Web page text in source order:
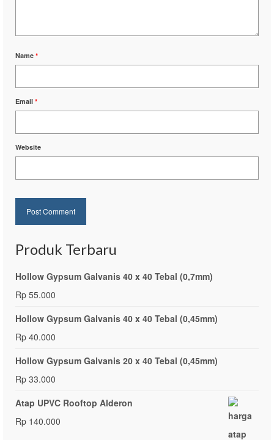
Name *
Email *
Website
Produk Terbaru
Hollow Gypsum Galvanis 40 x 40 Tebal (0,7mm)
Rp 55.000
Hollow Gypsum Galvanis 40 x 40 Tebal (0,45mm)
Rp 40.000
Hollow Gypsum Galvanis 20 x 40 Tebal (0,45mm)
Rp 33.000
Atap UPVC Rooftop Alderon
Rp 140.000